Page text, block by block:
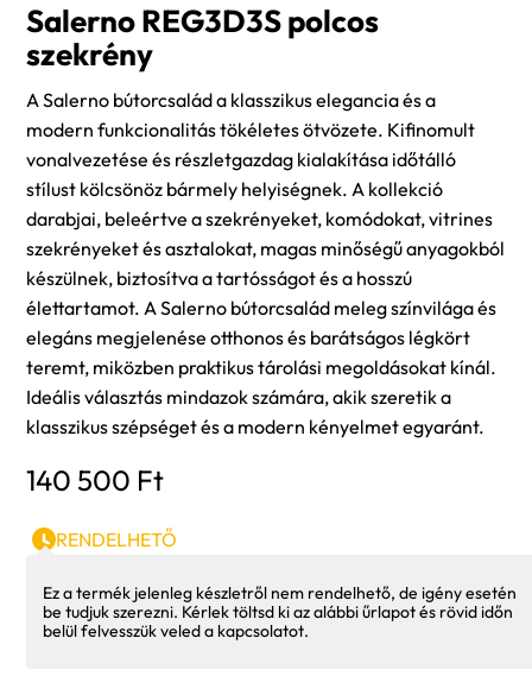
Salerno REG3D3S polcos
szekrény
A Salerno bútorcsalád a klasszikus elegancia és a
modern funkcionalitás tökéletes ötvözete. Kifinomult
vonalvezetése és részletgazdag kialakítása időtálló
stílust kölcsönöz bármely helyiségnek. A kollekció
darabjai, beleértve a szekrényeket, komódokat, vitrines
szekrényeket és asztalokat, magas minőségű anyagokból
készülnek, biztosítva a tartósságot és a hosszú
élettartamot. A Salerno bútorcsalád meleg színvilága és
elegáns megjelenése otthonos és barátságos légkört
teremt, miközben praktikus tárolási megoldásokat kínál.
Ideális választás mindazok számára, akik szeretik a
klasszikus szépséget és a modern kényelmet egyaránt.
140 500 Ft
RENDELHETŐ
Ez a termék jelenleg készletről nem rendelhető, de igény esetén
be tudjuk szerezni. Kérlek töltsd ki az alábbi űrlapot és rövid időn
belül felvesszük veled a kapcsolatot.